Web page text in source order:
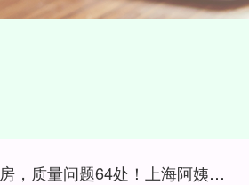
银泰融通 546万元精装现房，质量问题64处！上海阿姨求维修，后面的事很崩溃